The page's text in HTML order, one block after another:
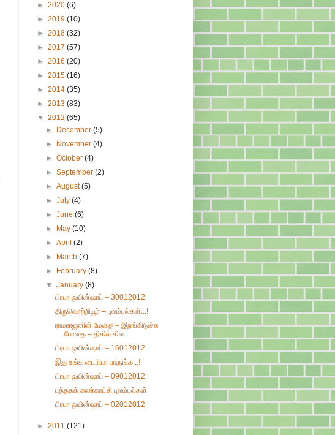
► 2020 (6)
► 2019 (10)
► 2018 (32)
► 2017 (57)
► 2016 (20)
► 2015 (16)
► 2014 (35)
► 2013 (83)
▼ 2012 (65)
►
December(5)
►
November(4)
►October(4)
►September(2)
►August(5)
►July(4)
►June(6)
►
May(10)
►April(2)
►
March(7)
►
February(8)
▼January(8)
பிரபா ஒயின்ஷாப் – 30012012
திருவொற்றியூர் – புலம்பல்கள்...!
ராமராஜனின் மேதை – இறங்கிடுச்சு
போதை – திகில் கில...
பிரபா ஒயின்ஷாப் – 16012012
இது உங்க டைரியா பாருங்க...!
பிரபா ஒயின்ஷாப் – 09012012
புத்தகக் கண்காட்சி புலம்பல்கள்
பிரபா ஒயின்ஷாப் – 02012012
► 2011 (121)